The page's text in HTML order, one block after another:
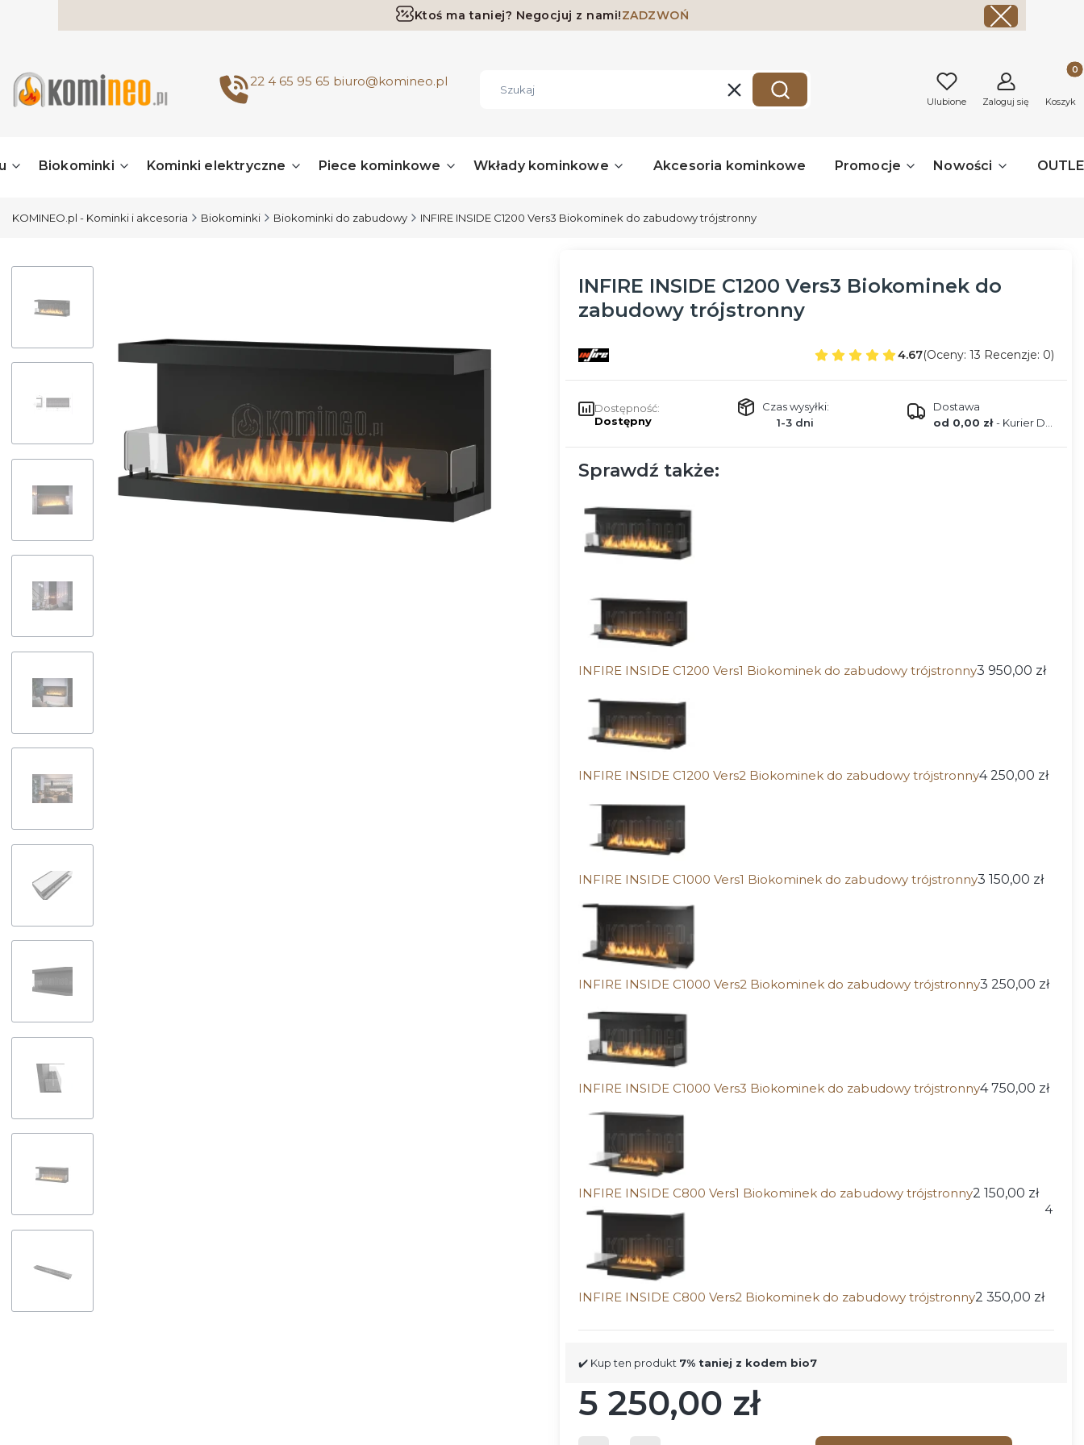
Ktoś ma taniej? Negocjuj z nami!ZADZWOŃ
22 4 65 95 65 biuro@komineo.pl
WyczyśćSzukaj Ulubione Zaloguj się Koszyk
Biokominki Kominki elektryczne Piece kominkowe Wkłady kominkowe Akcesoria kominkowe Promocje Nowości
KOMINEO.pl - Kominki i akcesoria Biokominki Biokominki do zabudowy INFIRE INSIDE C1200 Vers3 Biokominek do zabudowy trójstronny
INFIRE INSIDE C1200 Vers3 Biokominek do
zabudowy trójstronny
4.67(Oceny: 13 Recenzje: 0)
Dostępność:
Dostępny
Czas wysyłki:
1-3 dni
Dostawa
od 0,00 zł- Kurier DPD
Sprawdź także:
INFIRE INSIDE C1200 Vers1 Biokominek do zabudowy trójstronny3 950,00 zł
INFIRE INSIDE C1200 Vers2 Biokominek do zabudowy trójstronny4 250,00 zł
INFIRE INSIDE C1000 Vers1 Biokominek do zabudowy trójstronny3 150,00 zł
INFIRE INSIDE C1000 Vers2 Biokominek do zabudowy trójstronny3 250,00 zł
INFIRE INSIDE C1000 Vers3 Biokominek do zabudowy trójstronny4 750,00 zł
INFIRE INSIDE C800 Vers1 Biokominek do zabudowy trójstronny2 150,00 zł
INFIRE INSIDE C800 Vers2 Biokominek do zabudowy trójstronny2 350,00 zł
4
✔️ Kup ten produkt 7% taniej z kodem bio7
Cena
5 250,00 zł